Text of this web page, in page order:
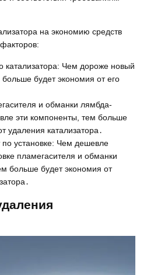
на экономию средств
катализатора: Чем дороже новый
больше будет экономия от его
и обманки лямбда-
эти компоненты, тем больше
удаления катализатора․
по установке: Чем дешевле
пламегасителя и обманки
больше будет экономия от